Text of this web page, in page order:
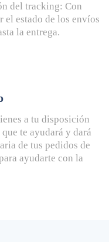
del tracking: Con
el estado de los envíos
la entrega.
a tu disposición
te ayudará y dará
de tus pedidos de
ayudarte con la